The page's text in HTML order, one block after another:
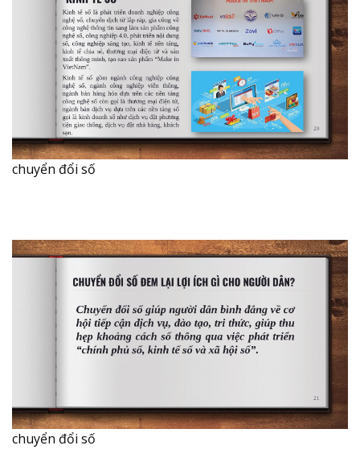
chuyển đổi số
chuyển đổi số